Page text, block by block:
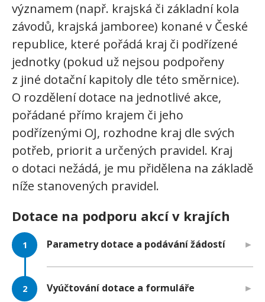
významem (např. krajská či základní kola
závodů, krajská jamboree) konané v České
republice, které pořádá kraj či podřízené
jednotky (pokud už nejsou podpořeny
z jiné dotační kapitoly dle této směrnice).
O rozdělení dotace na jednotlivé akce,
pořádané přímo krajem či jeho
podřízenými OJ, rozhodne kraj dle svých
potřeb, priorit a určených pravidel. Kraj
o dotaci nežádá, je mu přidělena na základě
níže stanovených pravidel.
Dotace na podporu akcí v krajích
Parametry dotace a podávání žádostí
Vyúčtování dotace a formuláře